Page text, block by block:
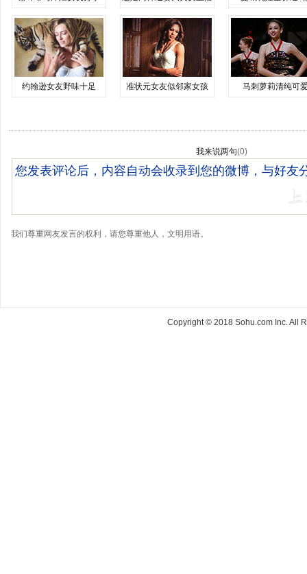
约翰逊女友野味十足 准状元女友似邻家女孩 马刺萝莉清纯可
我来说两句(0)
我们尊重网友发言的权利，请您尊重他人，文明用语。
Copyright © 2018 Sohu.com Inc. All